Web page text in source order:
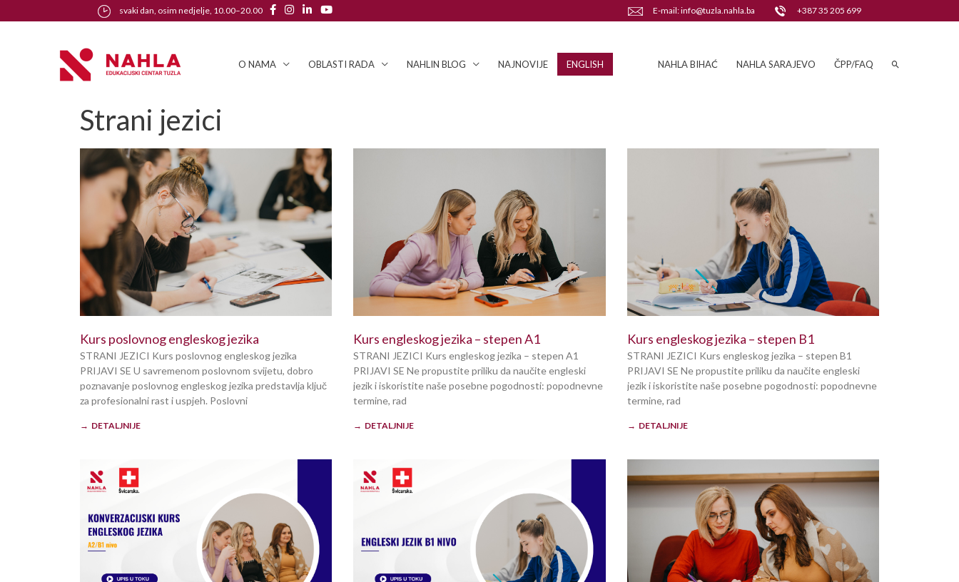
svaki dan, osim nedjelje, 10.00–20.00 E-mail: info@tuzla.nahla.ba +387 35 205 699
O NAMA OBLASTI RADA NAHLIN BLOG NAJNOVIJE ENGLISH NAHLA BIHAĆ NAHLA SARAJEVO ČPP/FAQ
Strani jezici
Kurs poslovnog engleskog jezika
STRANI JEZICI Kurs poslovnog engleskog jezika
PRIJAVI SE U savremenom poslovnom svijetu, dobro
poznavanje poslovnog engleskog jezika predstavlja ključ
za profesionalni rast i uspjeh. Poslovni
→ DETALJNIJE
Kurs engleskog jezika – stepen A1
STRANI JEZICI Kurs engleskog jezika – stepen A1
PRIJAVI SE Ne propustite priliku da naučite engleski
jezik i iskoristite naše posebne pogodnosti: popodnevne
termine, rad
→ DETALJNIJE
Kurs engleskog jezika – stepen B1
STRANI JEZICI Kurs engleskog jezika – stepen B1
PRIJAVI SE Ne propustite priliku da naučite engleski
jezik i iskoristite naše posebne pogodnosti: popodnevne
termine, rad
→ DETALJNIJE